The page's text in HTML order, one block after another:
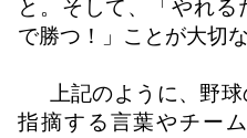
と。そして、「やれる
で勝つ！」ことが大切
上記のように、野球
指摘する言葉やチー